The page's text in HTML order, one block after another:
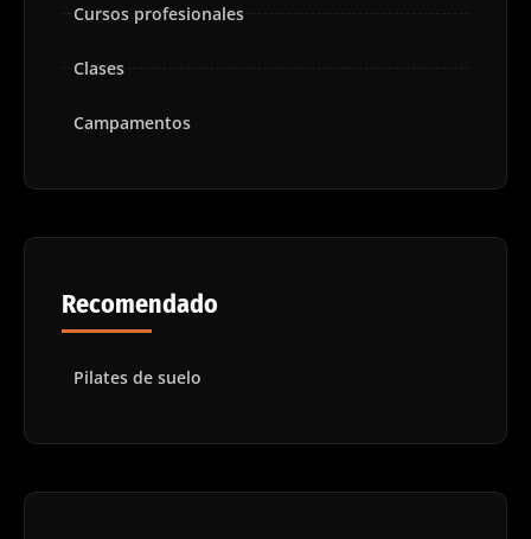
Cursos profesionales
Clases
Campamentos
Recomendado
Pilates de suelo